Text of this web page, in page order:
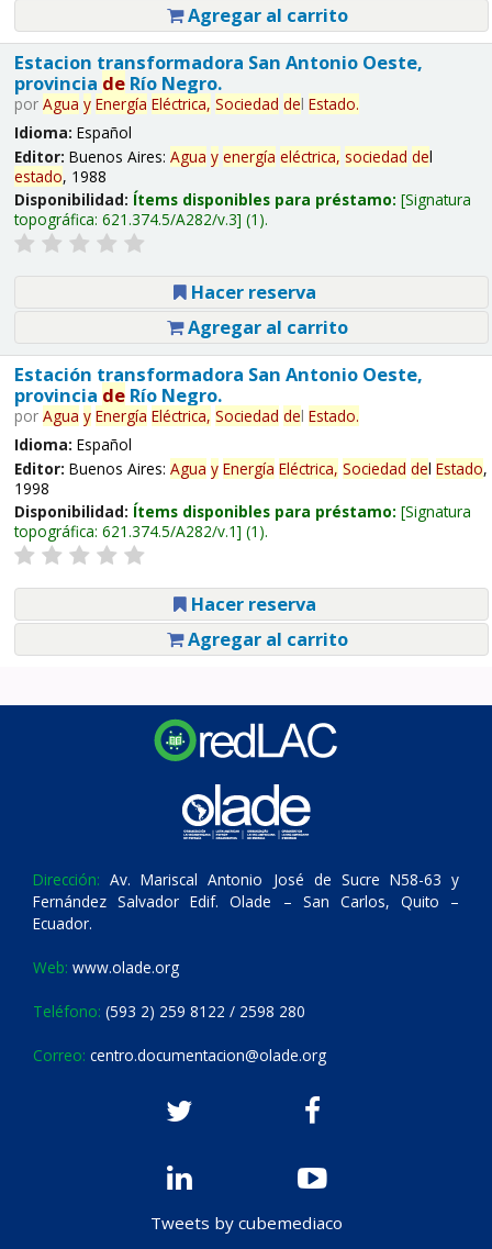
Agregar al carrito
Estacion transformadora San Antonio Oeste,
provincia deRío Negro.
por Agua y Energía Eléctrica, Sociedad del Estado.
Idioma: Español
Editor: Buenos Aires: Agua y energía eléctrica, sociedad del
estado, 1988
Disponibilidad: Ítems disponibles para préstamo: Signatura
topográfica: 621.374.5/A282/v.3 (1).
Hacer reserva
Agregar al carrito
Estación transformadora San Antonio Oeste,
provincia deRío Negro.
por Agua y Energía Eléctrica, Sociedad del Estado.
Idioma: Español
Editor: Buenos Aires: Agua y Energía Eléctrica, Sociedad del Estado,
1998
Disponibilidad: Ítems disponibles para préstamo: Signatura
topográfica: 621.374.5/A282/v.1 (1).
Hacer reserva
Agregar al carrito
Dirección: Av. Mariscal Antonio José de Sucre N58-63 y
Fernández Salvador Edif. Olade – San Carlos, Quito –
Ecuador.
Web: www.olade.org
Teléfono: (593 2) 259 8122 / 2598 280
Correo: centro.documentacion@olade.org
Tweets by cubemediaco